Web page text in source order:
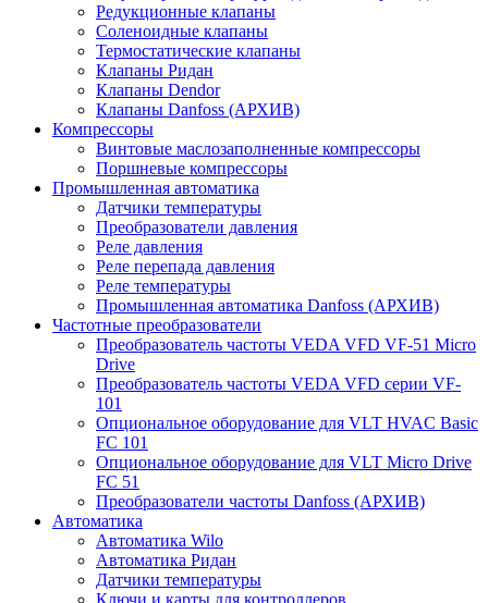
Редукционные клапаны
Соленоидные клапаны
Термостатические клапаны
Клапаны Ридан
Клапаны Dendor
Клапаны Danfoss (АРХИВ)
Компрессоры
Винтовые маслозаполненные компрессоры
Поршневые компрессоры
Промышленная автоматика
Датчики температуры
Преобразователи давления
Реле давления
Реле перепада давления
Реле температуры
Промышленная автоматика Danfoss (АРХИВ)
Частотные преобразователи
Преобразователь частоты VEDA VFD VF-51 Micro
Drive
Преобразователь частоты VEDA VFD серии VF-
101
Опциональное оборудование для VLT HVAC Basic
FC 101
Опциональное оборудование для VLT Micro Drive
FC 51
Преобразователи частоты Danfoss (АРХИВ)
Автоматика
Автоматика Wilo
Автоматика Ридан
Датчики температуры
Ключи и карты для контроллеров